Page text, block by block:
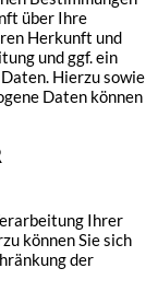
über Ihre
Herkunft und
und ggf. ein
Hierzu sowie
Daten können
Ihrer
können Sie sich
der